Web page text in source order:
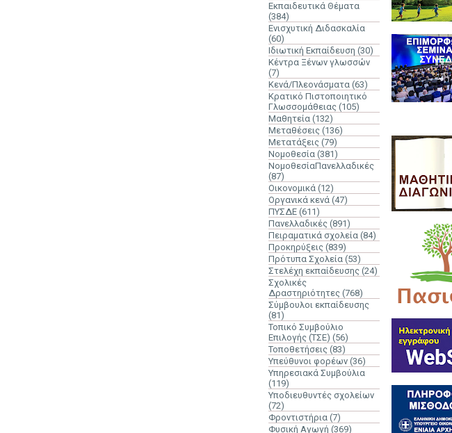
Εκπαιδευτικά Θέματα
(384)
Ενισχυτική Διδασκαλία
(60)
Ιδιωτική Εκπαίδευση (30)
Κέντρα Ξένων γλωσσών
(7)
Κενά/Πλεονάσματα (63)
Κρατικό Πιστοποιητικό
Γλωσσομάθειας (105)
Μαθητεία (132)
Μεταθέσεις (136)
Μετατάξεις (79)
Νομοθεσία (381)
ΝομοθεσίαΠανελλαδικές
(87)
Οικονομικά (12)
Οργανικά κενά (47)
ΠΥΣΔΕ (611)
Πανελλαδικές (891)
Πειραματικά σχολεία (84)
Προκηρύξεις (839)
Πρότυπα Σχολεία (53)
Στελέχη εκπαίδευσης (24)
Σχολικές
Δραστηριότητες (768)
Σύμβουλοι εκπαίδευσης
(81)
Τοπικό Συμβούλιο
Επιλογής (ΤΣΕ) (56)
Τοποθετήσεις (83)
Υπεύθυνοι φορέων (36)
Υπηρεσιακά Συμβούλια
(119)
Υποδιευθυντές σχολείων
(72)
Φροντιστήρια (7)
Φυσική Αγωγή (369)